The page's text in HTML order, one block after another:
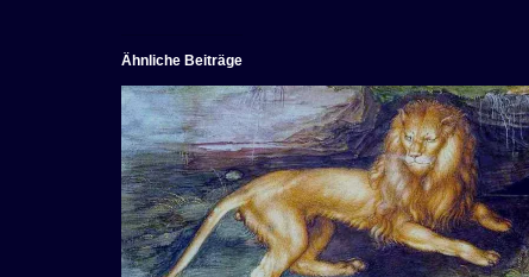
Ähnliche Beiträge